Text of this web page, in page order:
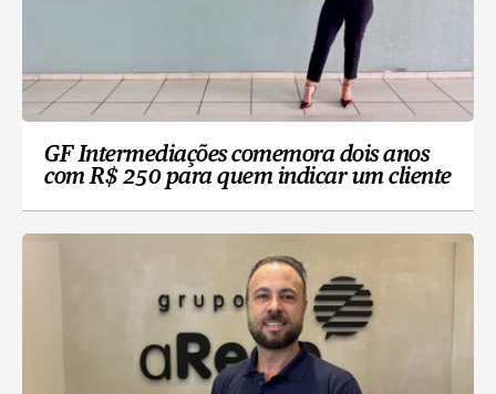
GF Intermediações comemora dois anos
com R$ 250 para quem indicar um cliente